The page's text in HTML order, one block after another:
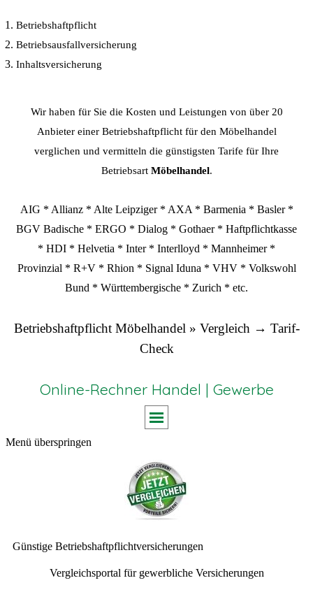
Betriebshaftpflicht
Betriebsausfallversicherung
Inhaltsversicherung
Wir haben für Sie die Kosten und Leistungen von über 20
Anbieter einer Betriebshaftpflicht für den Möbelhandel
verglichen und vermitteln die günstigsten Tarife für Ihre
Betriebsart Möbelhandel.
AIG * Allianz * Alte Leipziger * AXA * Barmenia * Basler *
BGV Badische * ERGO * Dialog * Gothaer * Haftpflichtkasse
* HDI * Helvetia * Inter * Interlloyd * Mannheimer *
Provinzial * R+V * Rhion * Signal Iduna * VHV * Volkswohl
Bund * Württembergische * Zurich * etc.
Betriebshaftpflicht Möbelhandel » Vergleich → Tarif-
Check
Online-Rechner Handel | Gewerbe
Menü überspringen
Günstige Betriebshaftpflichtversicherungen
Vergleichsportal für gewerbliche Versicherungen